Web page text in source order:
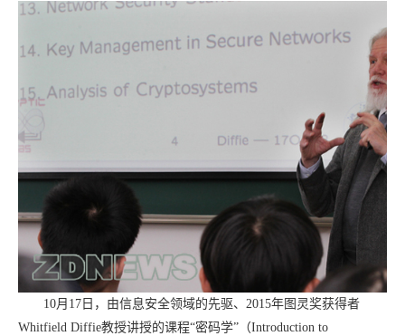
10月 17日，由信息安全领域的先驱、 2015年图灵奖获得者
Whitfield Diffie教授讲授的课程“密码学”（Introduction to